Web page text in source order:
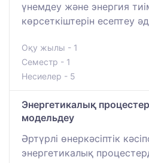
үнемдеу және энергия
көрсеткіштерін есептеу
Оқу жылы - 1
Семестр - 1
Несиелер - 5
Энергетикалық
модельдеу
Әртүрлі өнеркәсіптік
энергетикалық